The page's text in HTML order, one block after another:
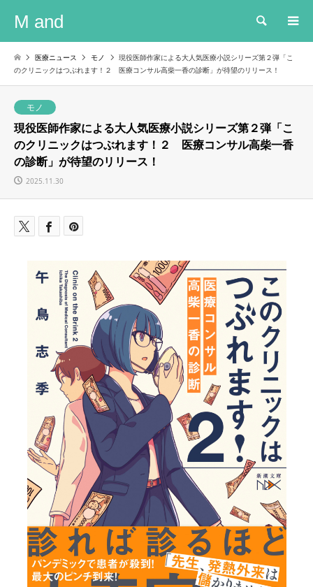
M and 検索
医療ニュース モノ
現役医師作家による大人気医療小説シリーズ第２弾「こ
のクリニックはつぶれます！２ 医療コンサル高柴一香の診断」が待望のリリース！
モノ
現役医師作家による大人気医療小説シリーズ第２弾「こ
のクリニックはつぶれます！２ 医療コンサル高柴一香
の診断」が待望のリリース！
2025.11.30